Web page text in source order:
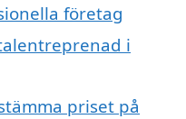
företag
i
priset på